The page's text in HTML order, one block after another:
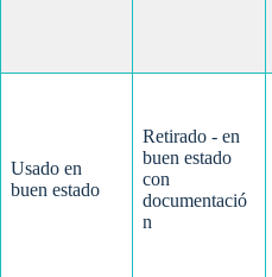
Usado en
buen estado
Retirado - en
buen estado
con
documentació
n